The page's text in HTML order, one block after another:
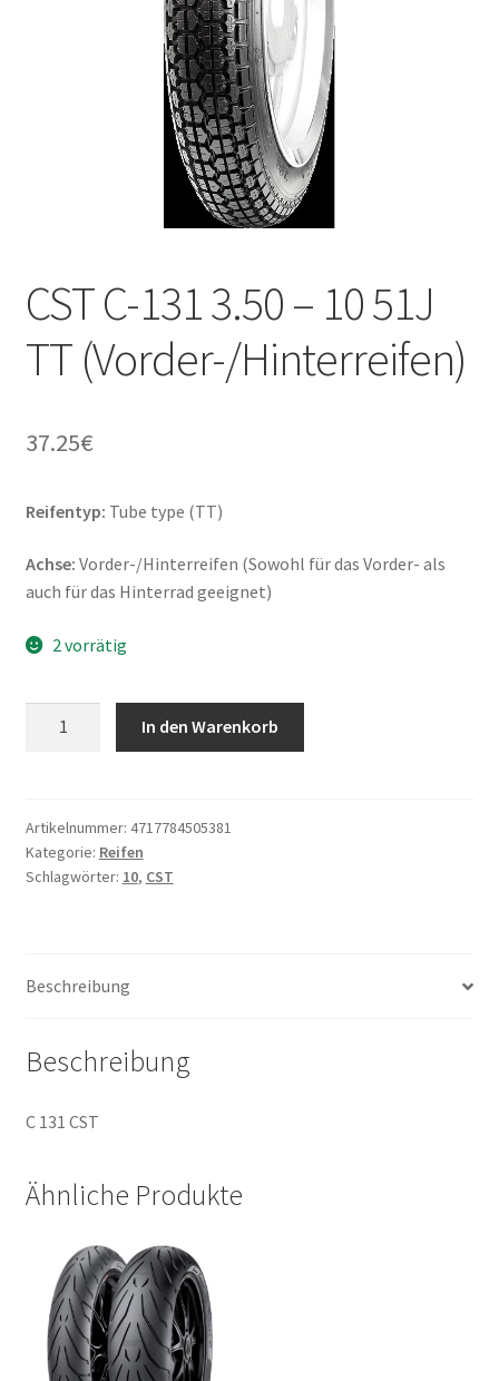
CST C-131 3.50 – 10 51J
TT (Vorder-/Hinterreifen)
37.25€
Reifentyp: Tube type (TT)
Achse: Vorder-/Hinterreifen (Sowohl für das Vorder- als
auch für das Hinterrad geeignet)
2 vorrätig
-
10
51J
In den Warenkorb
Artikelnummer: 4717784505381
Kategorie: Reifen
Schlagwörter: 10, CST
Beschreibung
Beschreibung
C 131 CST
Ähnliche Produkte